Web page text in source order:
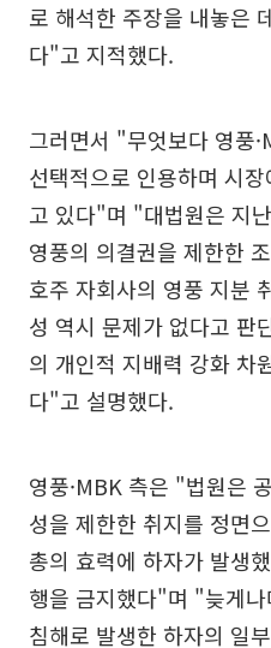
로 해석한 주장을 내놓은
다"고 지적했다.
그러면서 "무엇보다 영풍
선택적으로 인용하며 시
고 있다"며 "대법원은 지
영풍의 의결권을 제한한
호주 자회사의 영풍 지분
성 역시 문제가 없다고 판
의 개인적 지배력 강화 차
다"고 설명했다.
영풍·MBK 측은 "법원은
성을 제한한 취지를 정면
총의 효력에 하자가 발생
행을 금지했다"며 "늦게
침해로 발생한 하자의 일